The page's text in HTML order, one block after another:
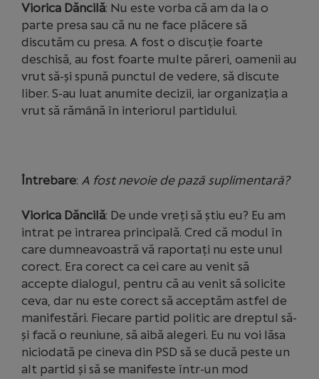
Viorica Dăncilă: Nu este vorba că am da la o
parte presa sau că nu ne face plăcere să
discutăm cu presa. A fost o discuție foarte
deschisă, au fost foarte multe păreri, oamenii au
vrut să-și spună punctul de vedere, să discute
liber. S-au luat anumite decizii, iar organizația a
vrut să rămână în interiorul partidului.
Întrebare: A fost nevoie de pază suplimentară?
Viorica Dăncilă: De unde vreți să știu eu? Eu am
intrat pe intrarea principală. Cred că modul în
care dumneavoastră vă raportați nu este unul
corect. Era corect ca cei care au venit să
accepte dialogul, pentru că au venit să solicite
ceva, dar nu este corect să acceptăm astfel de
manifestări. Fiecare partid politic are dreptul să-
și facă o reuniune, să aibă alegeri. Eu nu voi lăsa
niciodată pe cineva din PSD să se ducă peste un
alt partid și să se manifeste într-un mod